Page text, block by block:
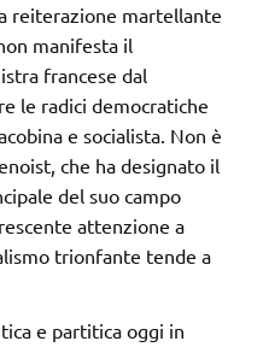
reiterazione martellante
manifesta il
francese dal
le radici democratiche
e socialista. Non è
che ha designato il
del suo campo
attenzione a
trionfante tende a
e partitica oggi in